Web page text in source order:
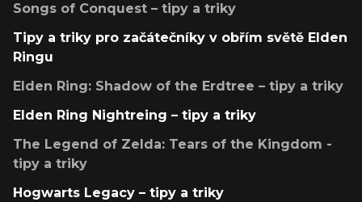
Songs of Conquest – tipy a triky
Tipy a triky pro začátečníky v obřím světě Elden
Ringu
Elden Ring: Shadow of the Erdtree – tipy a triky
Elden Ring Nightreing – tipy a triky
The Legend of Zelda: Tears of the Kingdom -
tipy a triky
Hogwarts Legacy – tipy a triky